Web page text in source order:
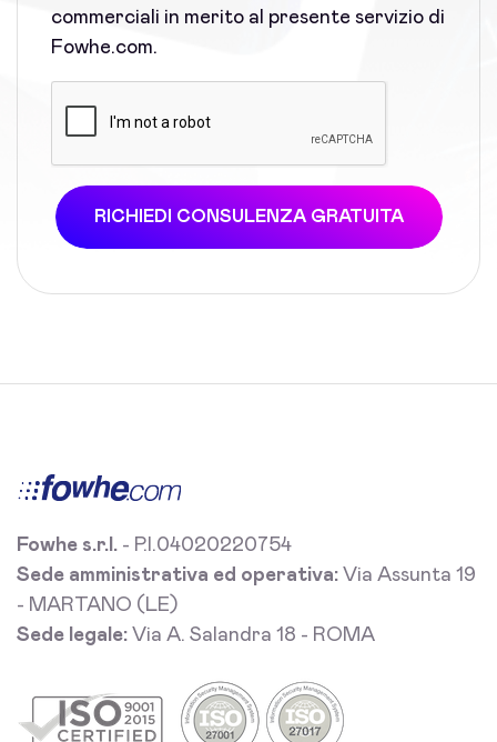
commerciali in merito al presente servizio di
Fowhe.com.
RICHIEDI CONSULENZA GRATUITA
Fowhe s.r.l. - P.I.04020220754
Sede amministrativa ed operativa: Via Assunta 19
- MARTANO (LE)
Sede legale: Via A. Salandra 18 - ROMA